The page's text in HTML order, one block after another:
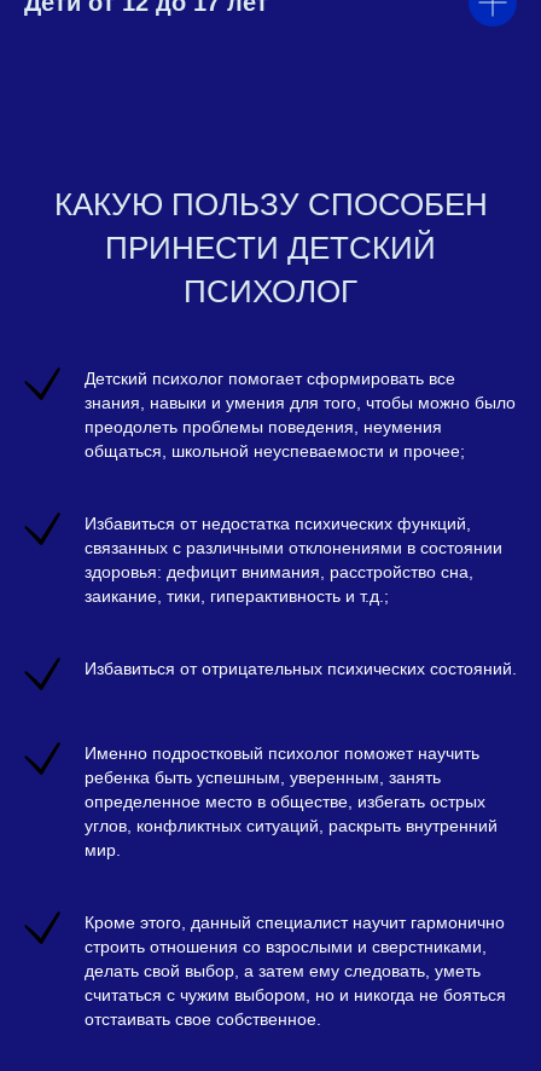
КАКУЮ ПОЛЬЗУ СПОСОБЕН
ПРИНЕСТИ ДЕТСКИЙ
ПСИХОЛОГ
Детский психолог помогает сформировать все
знания, навыки и умения для того, чтобы можно было
преодолеть проблемы поведения, неумения
общаться, школьной неуспеваемости и прочее;
Избавиться от недостатка психических функций,
связанных с различными отклонениями в состоянии
здоровья: дефицит внимания, расстройство сна,
заикание, тики, гиперактивность и т.д.;
Избавиться от отрицательных психических состояний.
Именно подростковый психолог поможет научить
ребенка быть успешным, уверенным, занять
определенное место в обществе, избегать острых
углов, конфликтных ситуаций, раскрыть внутренний
мир.
Кроме этого, данный специалист научит гармонично
строить отношения со взрослыми и сверстниками,
делать свой выбор, а затем ему следовать, уметь
считаться с чужим выбором, но и никогда не бояться
отстаивать свое собственное.